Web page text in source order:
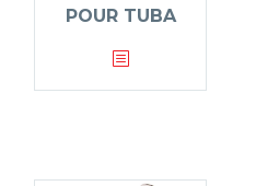
POUR TUBA